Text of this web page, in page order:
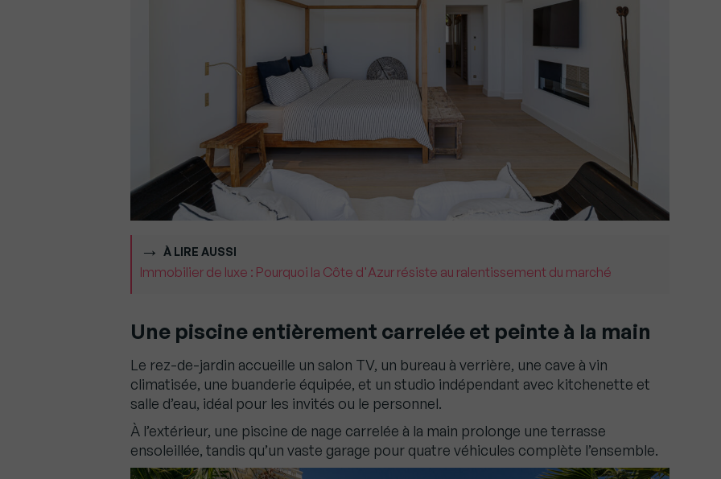
À LIRE AUSSI
Immobilier de luxe : Pourquoi la Côte d'Azur résiste au ralentissement du marché
Une piscine entièrement carrelée et peinte à la main
Le rez-de-jardin accueille un salon TV, un bureau à verrière, une cave à vin
climatisée, une buanderie équipée, et un studio indépendant avec kitchenette et
salle d’eau, idéal pour les invités ou le personnel.
À l’extérieur, une piscine de nage carrelée à la main prolonge une terrasse
ensoleillée, tandis qu’un vaste garage pour quatre véhicules complète l’ensemble.